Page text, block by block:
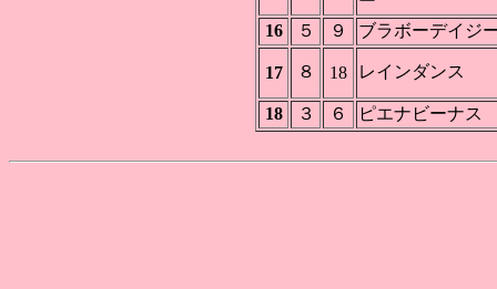
16
５ ９ ブラボーデイジ
17 ８ 18 レインダンス
18 ３ ６ ピエナビーナス